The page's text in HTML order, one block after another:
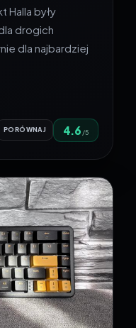
Halla były
drogich
dla najbardziej
PORÓWNAJ 4.6 /5